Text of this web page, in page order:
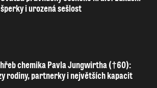
šperky i urozená sešlost
chemika Pavla Jungwirtha (†60):
rodiny, partnerky i největších kapacit